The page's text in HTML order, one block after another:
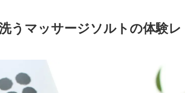
うマッサージソルトの体験レ